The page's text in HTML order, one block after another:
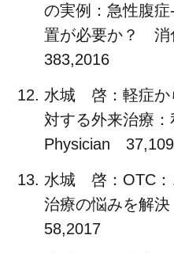
の実例：急性腹
置が必要か？
383,2016
水城 啓：軽症か
対する外来治療
Physician
水城 啓：OTC：
治療の悩みを解
58,2017